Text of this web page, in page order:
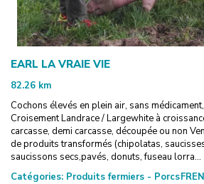
EARL LA VRAIE VIE
82.26 km
Cochons élevés en plein air, sans
Croisement Landrace / Largewhite à
carcasse, demi carcasse, découpée ou non
de produits transformés (chipolatas,
saucissons secs,pavés, donuts, fuseau lorra...
Catégories: Produits fermiers - Porcs